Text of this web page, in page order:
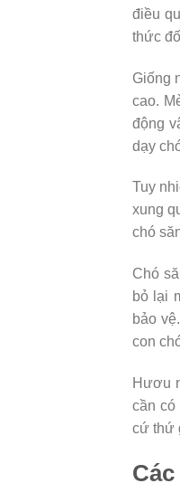
điều
thức
Giống
cao.
động
dạy
Tuy
xung
chó
Chó
bỏ lại
bảo
con
Hươu
cần có
cứ thứ